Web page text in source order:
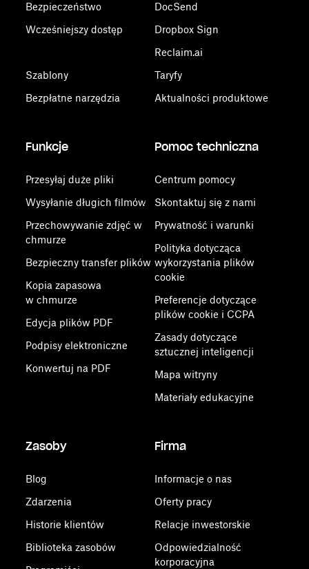
Bezpieczeństwo
Wcześniejszy dostęp
Szablony
Bezpłatne narzędzia
DocSend
Dropbox Sign
Reclaim.ai
Taryfy
Aktualności produktowe
Funkcje
Przesyłaj duże pliki
Wysyłanie długich filmów
Przechowywanie zdjęć w
chmurze
Bezpieczny transfer plików
Kopia zapasowa
w chmurze
Edycja plików PDF
Podpisy elektroniczne
Konwertuj na PDF
Pomoc techniczna
Centrum pomocy
Skontaktuj się z nami
Prywatność i warunki
Polityka dotycząca
wykorzystania plików
cookie
Preferencje dotyczące
plików cookie i CCPA
Zasady dotyczące
sztucznej inteligencji
Mapa witryny
Materiały edukacyjne
Zasoby
Blog
Zdarzenia
Historie klientów
Biblioteka zasobów
Firma
Informacje o nas
Oferty pracy
Relacje inwestorskie
Odpowiedzialność
korporacyjna